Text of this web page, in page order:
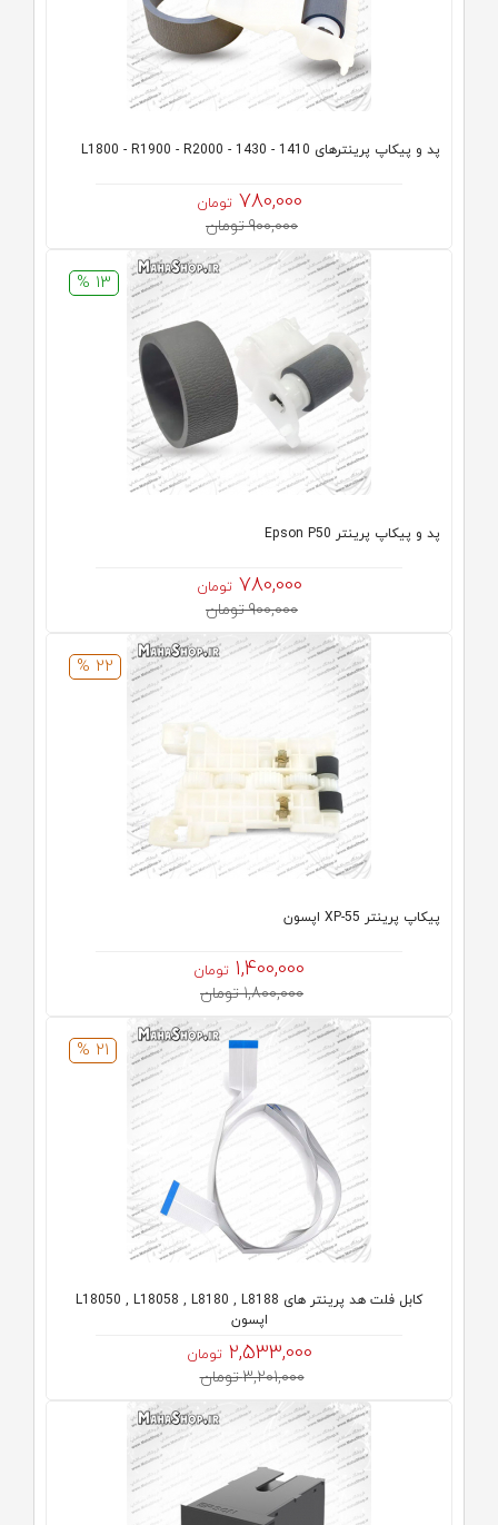
پد و پیکاپ پرینترهای 1410 - 1430 - L1800 - R1900 - R2000
780,000 تومان
900,000 تومان
13 %
پد و پیکاپ پرینتر Epson P50
780,000 تومان
900,000 تومان
22 %
پیکاپ پرینتر XP-55 اپسون
1,400,000 تومان
1,800,000 تومان
21 %
کابل فلت هد پرینتر های L18050 , L18058 , L8180 , L8188
اپسون
2,533,000 تومان
3,201,000 تومان